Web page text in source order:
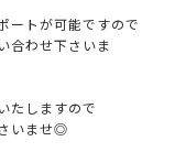
ートが可能ですので
合わせ下さいま
たしますので
いませ◎